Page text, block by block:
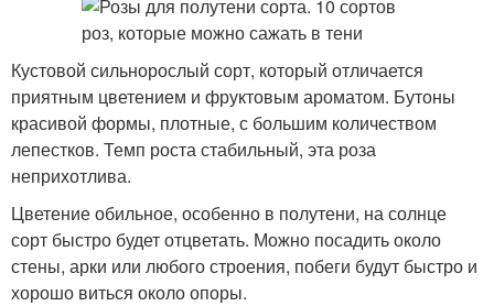
Кустовой сильнорослый сорт, который отличается
приятным цветением и фруктовым ароматом. Бутоны
красивой формы, плотные, с большим количеством
лепестков. Темп роста стабильный, эта роза
неприхотлива.
Цветение обильное, особенно в полутени, на солнце
сорт быстро будет отцветать. Можно посадить около
стены, арки или любого строения, побеги будут быстро и
хорошо виться около опоры.